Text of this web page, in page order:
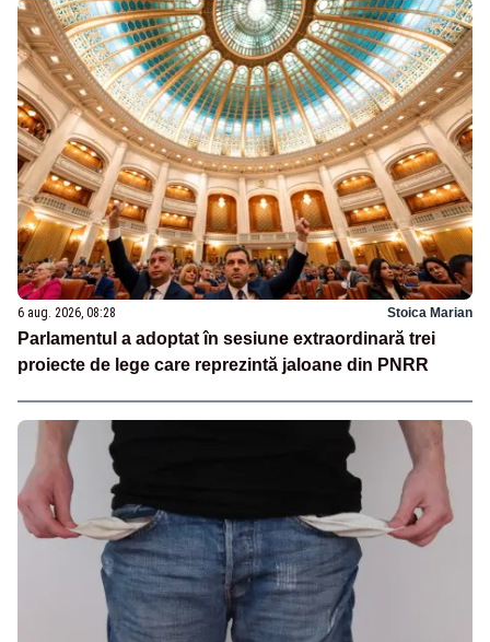
6 aug. 2026, 08:28 Stoica Marian
Parlamentul a adoptat în sesiune extraordinară trei
proiecte de lege care reprezintă jaloane din PNRR